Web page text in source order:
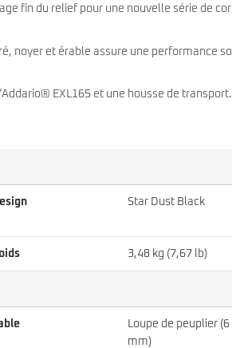
fin du relief pour une nouvelle série de
noyer et érable assure une performance
EXL165 et une housse de transport.
Star Dust Black
3,48 kg (7,67 lb)
Loupe de peuplier (6
mm)